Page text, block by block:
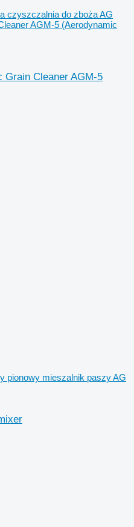
czyszczalnia do zboża AG
AGM-5 (Aerodynamic
Grain Cleaner AGM-5
pionowy mieszalnik paszy AG